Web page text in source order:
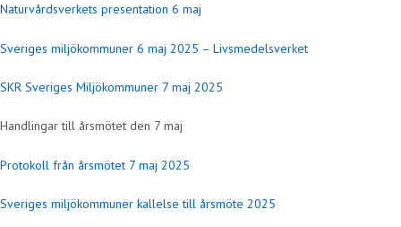
Naturvårdsverkets presentation 6 maj
Sveriges miljökommuner 6 maj 2025 – Livsmedelsverket
SKR Sveriges Miljökommuner 7 maj 2025
Handlingar till årsmötet den 7 maj
Protokoll från årsmötet 7 maj 2025
Sveriges miljökommuner kallelse till årsmöte 2025